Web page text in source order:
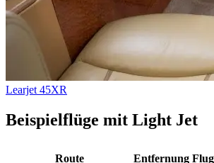
Learjet 45XR
Beispielflüge mit Light Jet
Route Entfernung